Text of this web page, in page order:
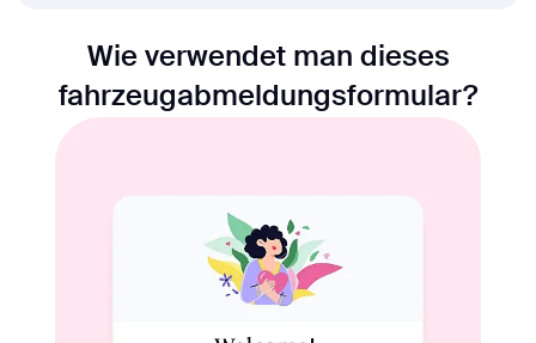
Wie verwendet man dieses
fahrzeugabmeldungsformular?